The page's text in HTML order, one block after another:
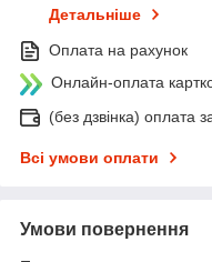
Детальніше
Оплата на рахунок
Онлайн-оплата
(без дзвінка) оплата
Всі умови оплати
Умови повернення